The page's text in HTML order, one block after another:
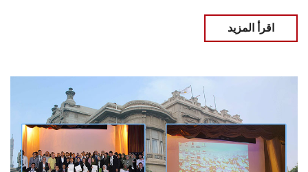
اقرأ المزيد